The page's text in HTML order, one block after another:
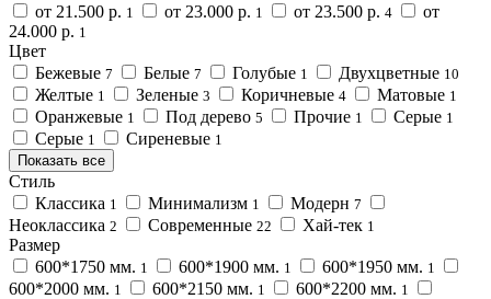
от 21.500 р. 1 от 23.000 р. 1 от 23.500 р. 4
от
24.000 р. 1
Цвет
Бежевые 7 Белые 7 Голубые 1 Двухцветные 10
Желтые 1 Зеленые 3 Коричневые 4 Матовые 1
Оранжевые 1 Под дерево 5 Прочие 1 Серые 1
Серые 1 Сиреневые 1
Показать все
Стиль
Классика 1 Минимализм 1 Модерн 7
Неоклассика 2 Современные 22 Хай-тек 1
Размер
600*1750 мм. 1 600*1900 мм. 1 600*1950 мм. 1
600*2000 мм. 1 600*2150 мм. 1 600*2200 мм. 1